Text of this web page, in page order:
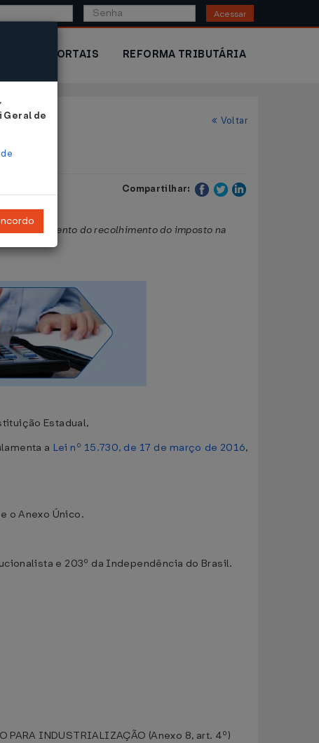
Acessar
PORTAIS REFORMA TRIBUTÁRIA
Voltar
Compartilhar:
ao diferimento do recolhimento do imposto na
Estadual,
a Lei nº 15.730, de 17 de março de 2016,
o Anexo Único.
e 203º da Independência do Brasil.
PARA INDUSTRIALIZAÇÃO (Anexo 8, art. 4º)
Geral de